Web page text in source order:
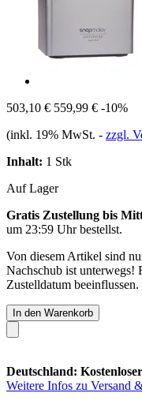
503,10 € 559,99 € -10%
(inkl. 19% MwSt. - zzgl.
Inhalt: 1 Stk
Auf Lager
Gratis Zustellung bis
um 23:59 Uhrbestellst.
Von diesem Artikel sind
Nachschub ist unterwegs!
Zustelldatum beeinflussen.
In den Warenkorb
Deutschland:
Weitere Infos zu Versand